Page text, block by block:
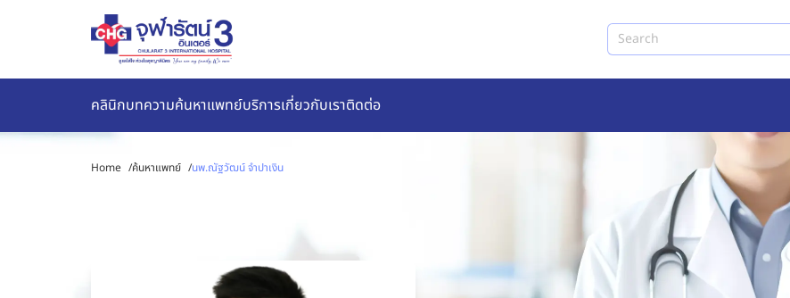
Search
คลินิกบทความค้นหาแพทย์บริการเกี่ยวกับเราติดต่อ
Home /ค้นหาแพทย์ /นพ.ณัฐวัฒน์ จำปาเงิน